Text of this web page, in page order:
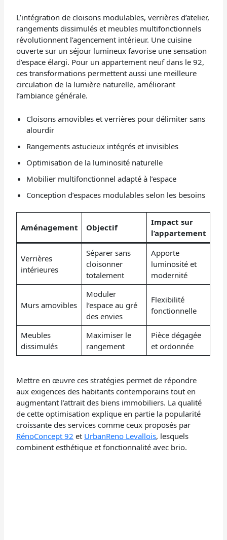
L’intégration de cloisons modulables, verrières d’atelier,
rangements dissimulés et meubles multifonctionnels
révolutionnent l’agencement intérieur. Une cuisine
ouverte sur un séjour lumineux favorise une sensation
d’espace élargi. Pour un appartement neuf dans le 92,
ces transformations permettent aussi une meilleure
circulation de la lumière naturelle, améliorant
l’ambiance générale.
Cloisons amovibles et verrières pour délimiter sans
alourdir
Rangements astucieux intégrés et invisibles
Optimisation de la luminosité naturelle
Mobilier multifonctionnel adapté à l’espace
Conception d’espaces modulables selon les besoins
Aménagement Objectif
Impact sur
l’appartement
Verrières
intérieures
Séparer sans
cloisonner
totalement
Apporte
luminosité et
modernité
Murs amovibles
Moduler
l’espace au gré
des envies
Flexibilité
fonctionnelle
Meubles
dissimulés
Maximiser le
rangement
Pièce dégagée
et ordonnée
Mettre en œuvre ces stratégies permet de répondre
aux exigences des habitants contemporains tout en
augmentant l’attrait des biens immobiliers. La qualité
de cette optimisation explique en partie la popularité
croissante des services comme ceux proposés par
RénoConcept 92 et UrbanReno Levallois, lesquels
combinent esthétique et fonctionnalité avec brio.